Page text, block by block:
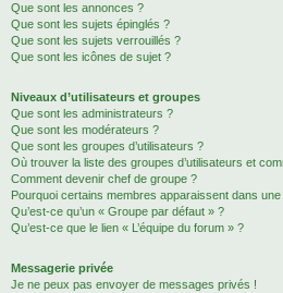
Que sont les annonces ?
Que sont les sujets épinglés ?
Que sont les sujets verrouillés ?
Que sont les icônes de sujet ?
Niveaux d’utilisateurs et groupes
Que sont les administrateurs ?
Que sont les modérateurs ?
Que sont les groupes d’utilisateurs ?
Où trouver la liste des groupes d’utilisateurs et
Comment devenir chef de groupe ?
Pourquoi certains membres apparaissent dans
Qu’est-ce qu’un « Groupe par défaut » ?
Qu’est-ce que le lien « L’équipe du forum » ?
Messagerie privée
Je ne peux pas envoyer de messages privés !